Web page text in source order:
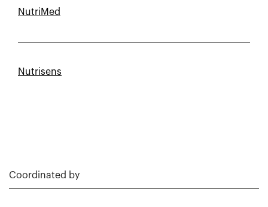
NutriMed
Nutrisens
Coordinated by